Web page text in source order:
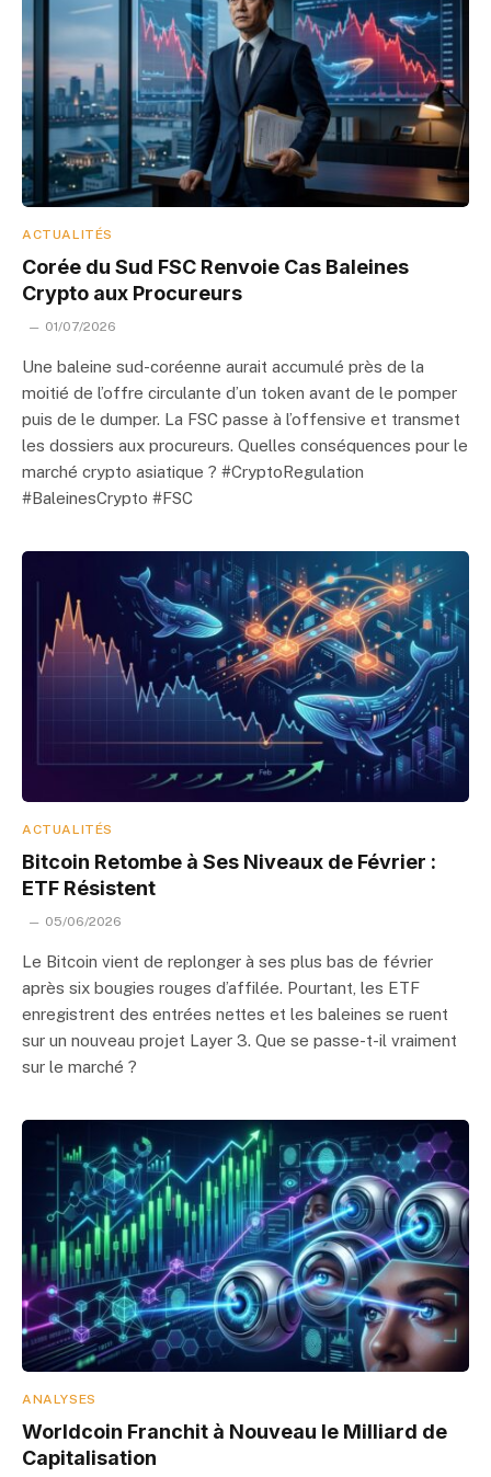
ACTUALITÉS
Corée du Sud FSC Renvoie Cas Baleines
Crypto aux Procureurs
01/07/2026
Une baleine sud-coréenne aurait accumulé près de la
moitié de l’offre circulante d’un token avant de le pomper
puis de le dumper. La FSC passe à l’offensive et transmet
les dossiers aux procureurs. Quelles conséquences pour le
marché crypto asiatique ? #CryptoRegulation
#BaleinesCrypto #FSC
ACTUALITÉS
Bitcoin Retombe à Ses Niveaux de Février :
ETF Résistent
05/06/2026
Le Bitcoin vient de replonger à ses plus bas de février
après six bougies rouges d’affilée. Pourtant, les ETF
enregistrent des entrées nettes et les baleines se ruent
sur un nouveau projet Layer 3. Que se passe-t-il vraiment
sur le marché ?
ANALYSES
Worldcoin Franchit à Nouveau le Milliard de
Capitalisation